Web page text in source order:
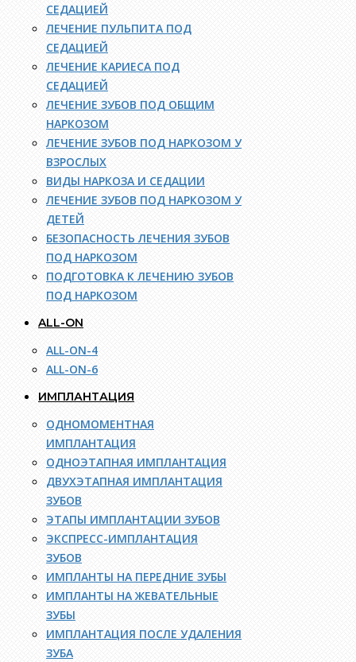
СЕДАЦИЕЙ
ЛЕЧЕНИЕ ПУЛЬПИТА ПОД
СЕДАЦИЕЙ
ЛЕЧЕНИЕ КАРИЕСА ПОД
СЕДАЦИЕЙ
ЛЕЧЕНИЕ ЗУБОВ ПОД ОБЩИМ
НАРКОЗОМ
ЛЕЧЕНИЕ ЗУБОВ ПОД НАРКОЗОМ У
ВЗРОСЛЫХ
ВИДЫ НАРКОЗА И СЕДАЦИИ
ЛЕЧЕНИЕ ЗУБОВ ПОД НАРКОЗОМ У
ДЕТЕЙ
БЕЗОПАСНОСТЬ ЛЕЧЕНИЯ ЗУБОВ
ПОД НАРКОЗОМ
ПОДГОТОВКА К ЛЕЧЕНИЮ ЗУБОВ
ПОД НАРКОЗОМ
ALL-ON
ALL-ON-4
ALL-ON-6
ИМПЛАНТАЦИЯ
ОДНОМОМЕНТНАЯ
ИМПЛАНТАЦИЯ
ОДНОЭТАПНАЯ ИМПЛАНТАЦИЯ
ДВУХЭТАПНАЯ ИМПЛАНТАЦИЯ
ЗУБОВ
ЭТАПЫ ИМПЛАНТАЦИИ ЗУБОВ
ЭКСПРЕСС-ИМПЛАНТАЦИЯ
ЗУБОВ
ИМПЛАНТЫ НА ПЕРЕДНИЕ ЗУБЫ
ИМПЛАНТЫ НА ЖЕВАТЕЛЬНЫЕ
ЗУБЫ
ИМПЛАНТАЦИЯ ПОСЛЕ УДАЛЕНИЯ
ЗУБА